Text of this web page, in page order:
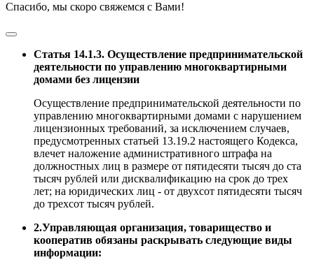
Спасибо, мы скоро свяжемся с Вами!
Статья 14.1.3. Осуществление предпринимательской
деятельности по управлению многоквартирными
домами без лицензии
Осуществление предпринимательской деятельности по
управлению многоквартирными домами с нарушением
лицензионных требований, за исключением случаев,
предусмотренных статьей 13.19.2 настоящего Кодекса,
влечет наложение административного штрафа на
должностных лиц в размере от пятидесяти тысяч до ста
тысяч рублей или дисквалификацию на срок до трех
лет; на юридических лиц - от двухсот пятидесяти тысяч
до трехсот тысяч рублей.
2.Управляющая организация, товарищество и
кооператив обязаны раскрывать следующие виды
информации: